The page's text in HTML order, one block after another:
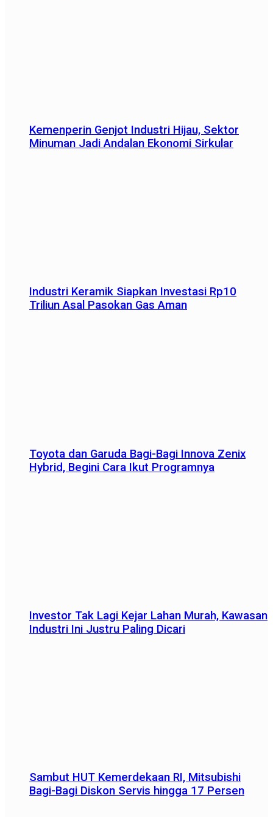
Kemenperin Genjot Industri Hijau, Sektor
Minuman Jadi Andalan Ekonomi Sirkular
Industri Keramik Siapkan Investasi Rp10
Triliun Asal Pasokan Gas Aman
Toyota dan Garuda Bagi-Bagi Innova Zenix
Hybrid, Begini Cara Ikut Programnya
Investor Tak Lagi Kejar Lahan Murah, Kawasan
Industri Ini Justru Paling Dicari
Sambut HUT Kemerdekaan RI, Mitsubishi
Bagi-Bagi Diskon Servis hingga 17 Persen